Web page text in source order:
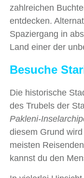
zahlreichen
entdecken.
Spaziergang in
Land einer der
Besuche
Die historische
des Trubels der
Pakleni-
diesem Grund
meisten
kannst du den